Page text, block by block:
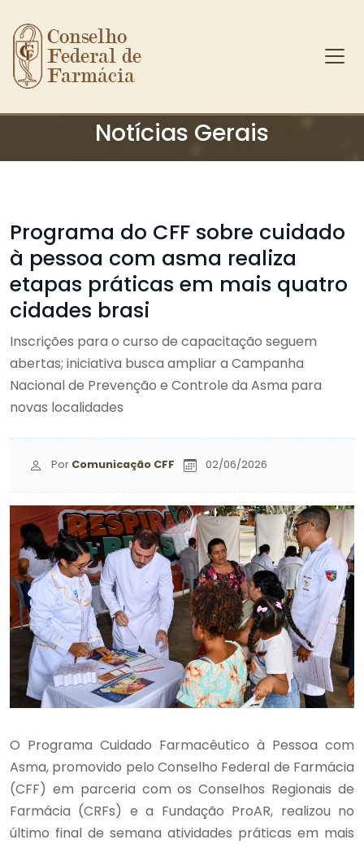
Ir para o conteúdo principal
Conselho
Federal de
Farmácia
Notícias Gerais
Programa do CFF sobre cuidado
à pessoa com asma realiza
etapas práticas em mais quatro
cidades brasi
Inscrições para o curso de capacitação seguem
abertas; iniciativa busca ampliar a Campanha
Nacional de Prevenção e Controle da Asma para
novas localidades
Por Comunicação CFF 02/06/2026
O Programa Cuidado Farmacêutico à Pessoa com
Asma, promovido pelo Conselho Federal de Farmácia
(CFF) em parceria com os Conselhos Regionais de
Farmácia (CRFs) e a Fundação ProAR, realizou no
último final de semana atividades práticas em mais